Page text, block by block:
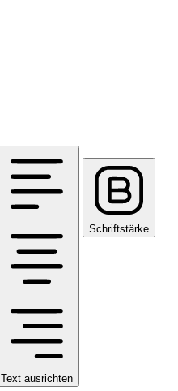
Text ausrichten
Schriftstärke